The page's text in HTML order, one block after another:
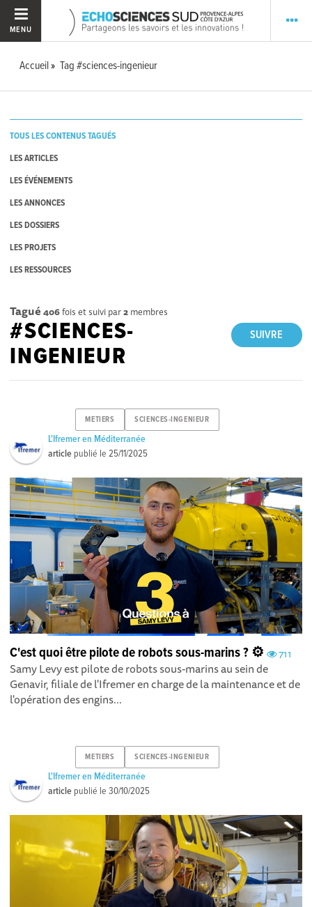
MENU
Accueil Tag #sciences-ingenieur
TOUS LES CONTENUS TAGUÉS
LES ARTICLES
LES ÉVÉNEMENTS
LES ANNONCES
LES DOSSIERS
LES PROJETS
LES RESSOURCES
Tagué 406fois et suivi par2 membres
SUIVRE
#SCIENCES-
INGENIEUR
METIERS SCIENCES-INGENIEUR
L'Ifremer en Méditerranée
article publié le25/11/2025
711
C'est quoi être pilote de robots sous-marins ? ⚙️
Samy Levy est pilote de robots sous-marins au sein de
Genavir, filiale de l'Ifremer en charge de la maintenance et de
l'opération des engins...
METIERS SCIENCES-INGENIEUR
L'Ifremer en Méditerranée
article publié le30/10/2025